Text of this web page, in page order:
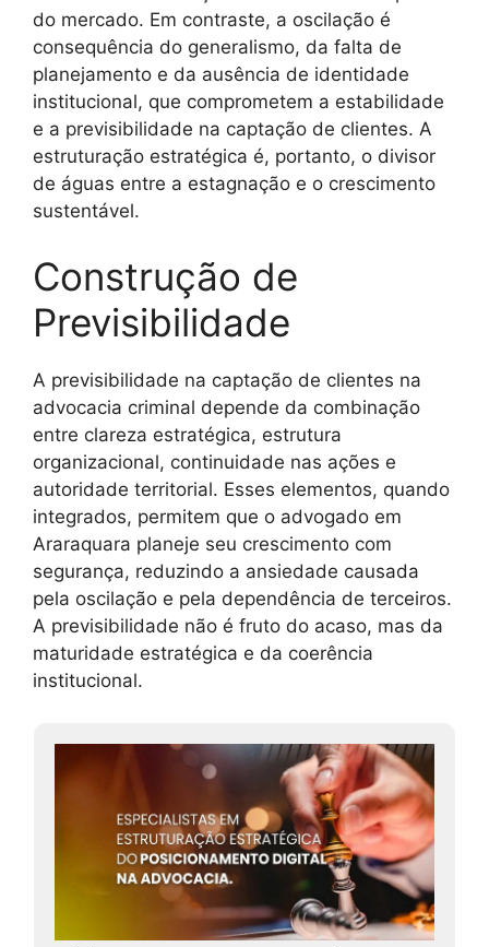
do mercado. Em contraste, a oscilação é
consequência do generalismo, da falta de
planejamento e da ausência de identidade
institucional, que comprometem a estabilidade
e a previsibilidade na captação de clientes. A
estruturação estratégica é, portanto, o divisor
de águas entre a estagnação e o crescimento
sustentável.
Construção de
Previsibilidade
A previsibilidade na captação de clientes na
advocacia criminal depende da combinação
entre clareza estratégica, estrutura
organizacional, continuidade nas ações e
autoridade territorial. Esses elementos, quando
integrados, permitem que o advogado em
Araraquara planeje seu crescimento com
segurança, reduzindo a ansiedade causada
pela oscilação e pela dependência de terceiros.
A previsibilidade não é fruto do acaso, mas da
maturidade estratégica e da coerência
institucional.